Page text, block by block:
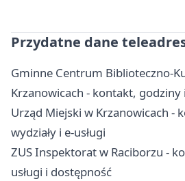
Przydatne dane
Gminne Centrum Biblioteczno-
Krzanowicach - kontakt, godziny
Urząd Miejski w Krzanowicach -
wydziały i e-usługi
ZUS Inspektorat w Raciborzu -
usługi i dostępność